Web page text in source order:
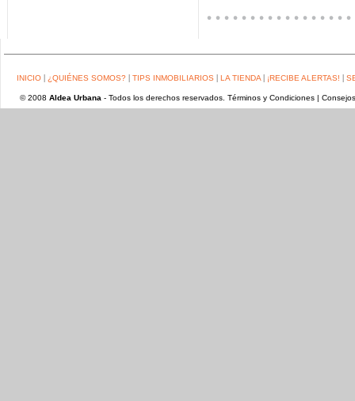
INICIO | ¿QUIÉNES SOMOS? | TIPS INMOBILIARIOS | LA TIENDA | ¡RECIBE ALERTAS! |
© 2008 Aldea Urbana - Todos los derechos reservados. Términos y Condiciones |